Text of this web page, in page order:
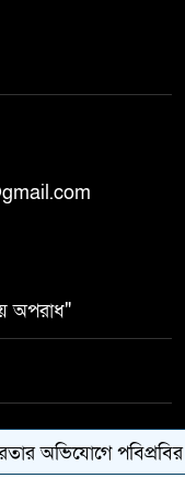
অপরাধ"
চিত্র
Digital
অভিযোগে পবিপ্রবির